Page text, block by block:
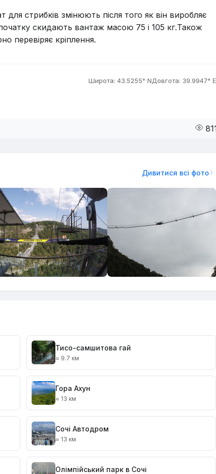
стрибків змінюють після того як він виробляє
скидають вантаж масою 75 і 105 кг.Також
перевіряє кріплення.
Широта: 43.5255° NДовгота: 39.9947° E
Дивитися всі фото
Тисо-самшитова гай
≈ 9.7 км
Гора Ахун
≈ 13 км
Сочі Автодром
≈ 13 км
Олімпійський парк в Сочі